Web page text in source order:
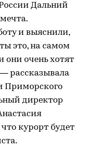
Дальний
и выяснили,
это, на самом
они очень хотят
рассказывала
Приморского
директор
курорт будет